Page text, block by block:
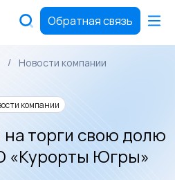
Обратная связь
Новости компании
компании
на торги свою долю
«Курорты Югры»